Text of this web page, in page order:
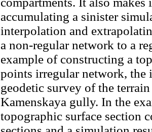
accumulating a sinister
interpolation and
a non-regular network to a
example of constructing a
points irregular network,
geodetic survey of the
Kamenskaya gully. In the
topographic surface section